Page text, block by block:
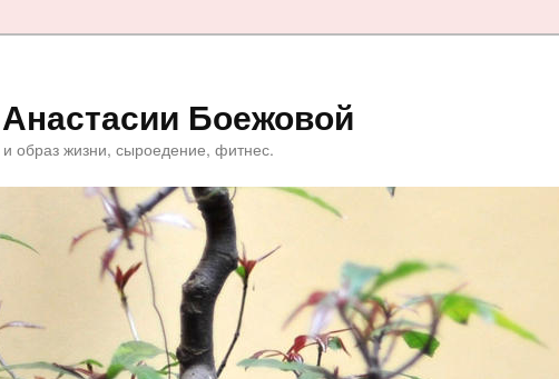
Боежовой
образ жизни, сыроедение, фитнес.